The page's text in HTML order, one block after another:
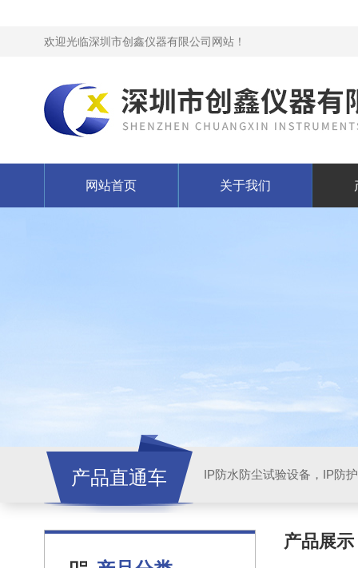
欢迎光临深圳市创鑫仪器有限公司网站！
网站首页 关于我们
产品直通车
产品展示